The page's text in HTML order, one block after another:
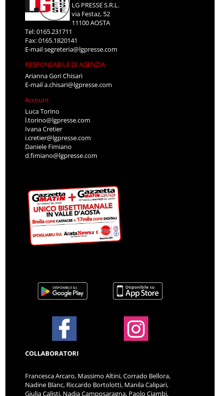
LG PRESSE S.R.L.
via Festaz, 52
11100 AOSTA
Tel: 0165.231711
Fax: 0165.1820141
E-mailsegreteria@lgpresse.com
RESPONSABILE DI AGENZIA
Arianna Gori Chisari
E-maila.chisari@lgpresse.com
Account
Luca Torino
l.torino@lgpresse.com
Ivana Cretier
i.cretier@lgpresse.com
Daniele Fimiano
d.fimiano@lgpresse.com
COLLABORATORI
Francesca Arcaro, Massimo Altini, Corrado Bellora,
Nadine Blanc, Riccardo Bortolotti, Manila Calipari,
Giulia Calisti, Nadia Camposaragna, Paolo Ciambi,